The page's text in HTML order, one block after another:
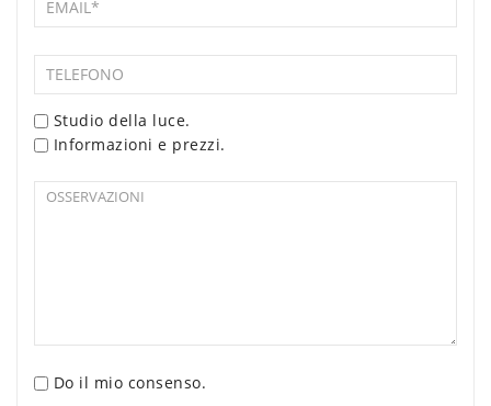
Studio della luce.
Informazioni e prezzi.
Do il mio consenso.